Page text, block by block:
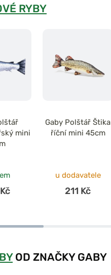
RYBY
mini
Gaby Polštář Štika
říční mini 45cm
u dodavatele
211 Kč
OD ZNAČKY GABY